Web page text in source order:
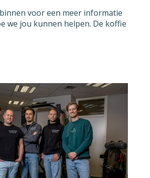
voor een meer informatie
we jou kunnen helpen. De koffie